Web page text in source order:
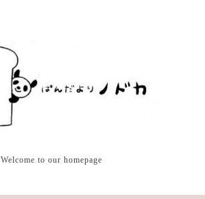
Welcome to our homepage